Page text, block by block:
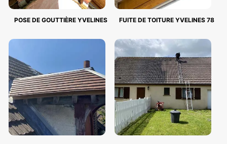
POSE DE GOUTTIÈRE YVELINES FUITE DE TOITURE YVELINES 78